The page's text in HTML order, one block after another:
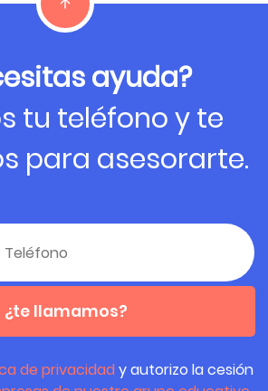
ayuda?
tu teléfono y te
para asesorarte.
¿te llamamos?
de privacidady autorizo la cesión